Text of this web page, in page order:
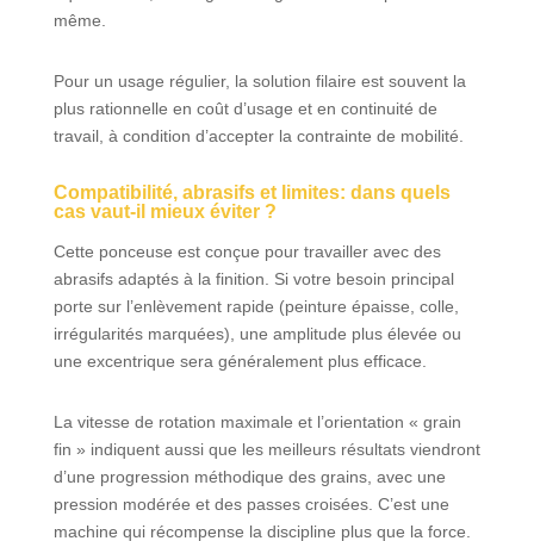
même.
Pour un usage régulier, la solution filaire est souvent la
plus rationnelle en coût d’usage et en continuité de
travail, à condition d’accepter la contrainte de mobilité.
Compatibilité, abrasifs et limites: dans quels
cas vaut-il mieux éviter ?
Cette ponceuse est conçue pour travailler avec des
abrasifs adaptés à la finition. Si votre besoin principal
porte sur l’enlèvement rapide (peinture épaisse, colle,
irrégularités marquées), une amplitude plus élevée ou
une excentrique sera généralement plus efficace.
La vitesse de rotation maximale et l’orientation « grain
fin » indiquent aussi que les meilleurs résultats viendront
d’une progression méthodique des grains, avec une
pression modérée et des passes croisées. C’est une
machine qui récompense la discipline plus que la force.